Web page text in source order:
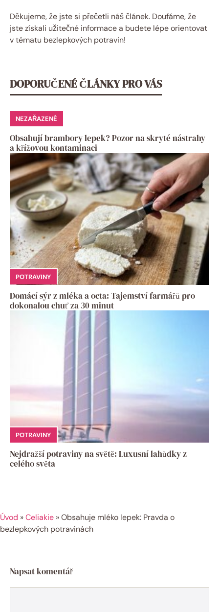
Děkujeme, že jste si přečetli náš článek. Doufáme, že
jste získali užitečné informace a budete lépe orientovat
v tématu bezlepkových potravin!
DOPORUČENÉ ČLÁNKY PRO VÁS
NEZAŘAZENÉ
Obsahují brambory lepek? Pozor na skryté nástrahy
a křížovou kontaminaci
POTRAVINY
Domácí sýr z mléka a octa: Tajemství farmářů pro
dokonalou chuť za 30 minut
POTRAVINY
Nejdražší potraviny na světě: Luxusní lahůdky z
celého světa
Úvod »Celiakie »Obsahuje mléko lepek: Pravda o
bezlepkových potravinách
Napsat komentář